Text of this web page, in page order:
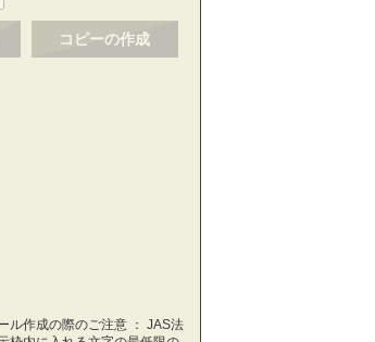
コピーの作成
ル作成の際のご注意 ： JAS法